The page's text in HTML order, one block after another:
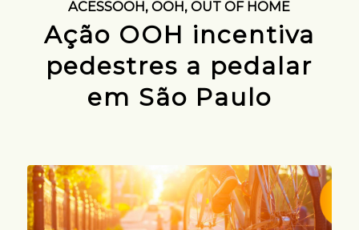
ACESSOOH,OOH,OUT OF HOME
Ação OOH incentiva
pedestres a pedalar
em São Paulo